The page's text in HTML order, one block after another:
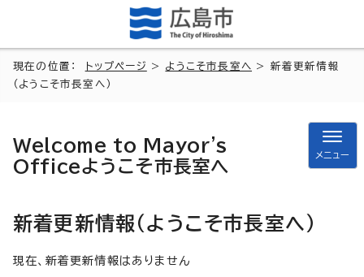
現在の位置： トップページ > ようこそ市長室へ
> 新着更新情報
（ようこそ市長室へ）
Welcome to Mayor's
Officeようこそ市長室へ
メニュー
新着更新情報（ようこそ市長室へ）
現在、新着更新情報はありません